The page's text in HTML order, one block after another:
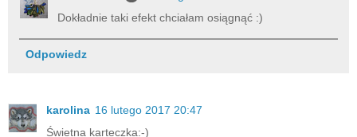
Dokładnie taki efekt chciałam osiągnąć :)
Odpowiedz
karolina 16 lutego 2017 20:47
Świetna karteczka:-)